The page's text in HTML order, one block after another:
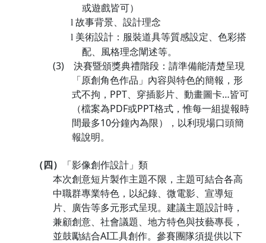
或遊戲皆可）
l 故事背景、設計理念
l 美術設計：服裝道具等質感設定、色彩搭
配、風格理念闡述等。
(3)
決賽暨頒獎典禮階段：請準備能清楚呈現
「原創角色作品」內容與特色的簡報，形
式不拘， PPT、穿插影片、動畫圖卡…皆可
（檔案為PDF或PPT格式，惟每一組提報時
間最多10分鐘內為限），以利現場口頭簡
報說明。
（四）
「影像創作設計」類
本次創意短片製作主題不限，主題可結合各高
中職群專業特色，以紀錄、微電影、宣導短
片、廣告等多元形式呈現。建議主題設計時，
兼顧創意、社會議題、地方特色與技藝專長，
並鼓勵結合AI工具創作。參賽團隊須提供以下